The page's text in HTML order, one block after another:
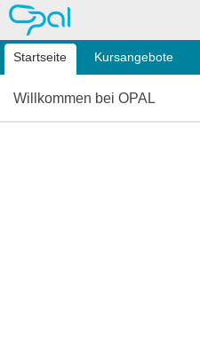
OPAL
Startseite Kursangebote
Willkommen bei OPAL